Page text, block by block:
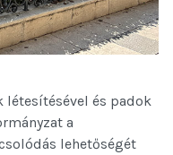
létesítésével és padok
a
lehetőségét